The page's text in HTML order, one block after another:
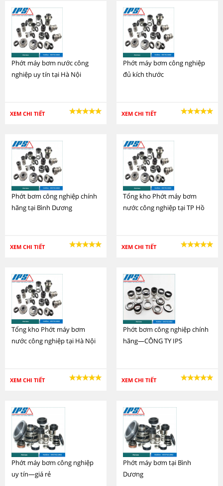
Phớt máy bơm nước công
nghiệp uy tín tại Hà Nội
XEM CHI TIẾT
Phớt máy bơm công nghiệp
đủ kích thước
XEM CHI TIẾT
Phớt bơm công nghiệp chính
hãng tại Bình Dương
XEM CHI TIẾT
Tổng kho Phớt máy bơm
nước công nghiệp tại TP Hồ
XEM CHI TIẾT
Tổng kho Phớt máy bơm
nước công nghiệp tại Hà Nội
XEM CHI TIẾT
Phớt bơm công nghiệp chính
hãng—CÔNG TY IPS
XEM CHI TIẾT
Phớt máy bơm công nghiệp
uy tín—giá rẻ
Phớt máy bơm tại Bình
Dương